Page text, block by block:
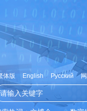
体版 English Русский